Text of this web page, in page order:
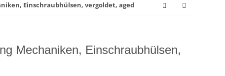
Einschraubhülsen, vergoldet, aged
Mechaniken, Einschraubhülsen,